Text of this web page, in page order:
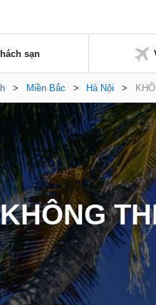
sạn
> Miền Bắc > Hà Nội >
KHÔNG